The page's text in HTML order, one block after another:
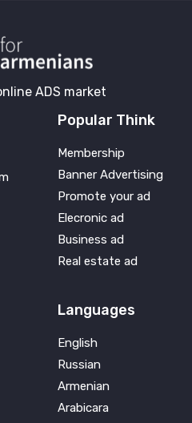
ADS market
Popular Think
Membership
Banner Advertising
Promote your ad
Elecronic ad
Business ad
Real estate ad
Languages
English
Russian
Armenian
Arabicara